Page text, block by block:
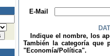
E-Mail
Indique el nombre, los
También la categoría que
"Economía/Política".